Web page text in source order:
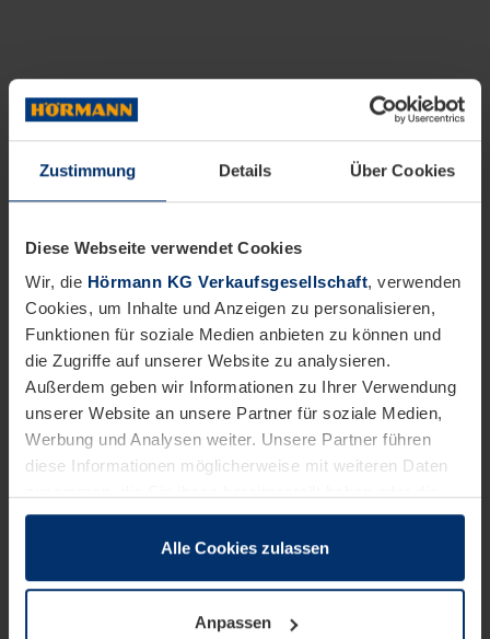
Zustimmung Details Über Cookies
Diese Webseite verwendet Cookies
Wir, die Hörmann KG Verkaufsgesellschaft, verwenden
Cookies, um Inhalte und Anzeigen zu personalisieren,
Funktionen für soziale Medien anbieten zu können und
die Zugriffe auf unserer Website zu analysieren.
Außerdem geben wir Informationen zu Ihrer Verwendung
unserer Website an unsere Partner für soziale Medien,
Werbung und Analysen weiter. Unsere Partner führen
diese Informationen möglicherweise mit weiteren Daten
sie im Rahmen Ihrer Nutzung der Dienste gesammelt
wenn diese für den Betrieb dieser Seite unbedingt
notwendig sind. Für alle anderen Cookie-Typen benötigen
Alle Cookies zulassen
Anpassen